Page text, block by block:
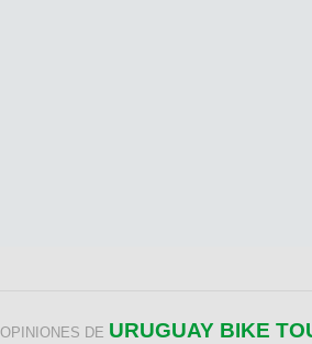
OPINIONES DE URUGUAY BIKE